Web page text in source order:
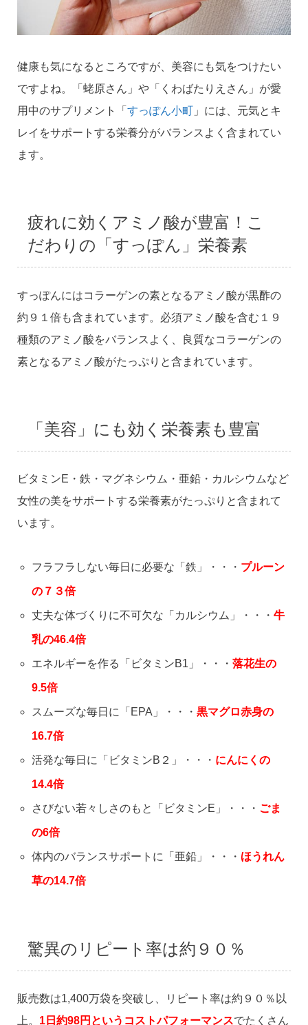
健康も気になるところですが、美容にも気をつけたい
ですよね。「蛯原さん」や「くわばたりえさん」が愛
用中のサプリメント「 すっぽん小町」には、元気とキ
レイをサポートする栄養分がバランスよく含まれてい
ます。
疲れに効くアミノ酸が豊富！こ
だわりの「すっぽん」栄養素
すっぽんにはコラーゲンの素となるアミノ酸が黒酢の
約９１倍も含まれています。必須アミノ酸を含む１９
種類のアミノ酸をバランスよく、良質なコラーゲンの
素となるアミノ酸がたっぷりと含まれています。
「美容」にも効く栄養素も豊富
ビタミンE・鉄・マグネシウム・亜鉛・カルシウムなど
女性の美をサポートする栄養素がたっぷりと含まれて
います。
フラフラしない毎日に必要な「鉄」・・・ プルーン
の７３倍
丈夫な体づくりに不可欠な「カルシウム」・・・ 牛
乳の46.4倍
エネルギーを作る「ビタミンB1」・・・ 落花生の
9.5倍
スムーズな毎日に「EPA」・・・ 黒マグロ赤身の
16.7倍
活発な毎日に「ビタミンB２」・・・ にんにくの
14.4倍
さびない若々しさのもと「ビタミンE」・・・ ごま
の6倍
体内のバランスサポートに「亜鉛」・・・ ほうれん
草の14.7倍
驚異のリピート率は約９０％
販売数は1,400万袋を突破し、リピート率は約９０％以
上。 1日約98円というコストパフォーマンスでたくさん